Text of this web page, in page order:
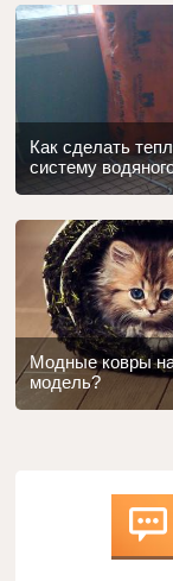
Как сделать
систему
Модные ковры
модель?